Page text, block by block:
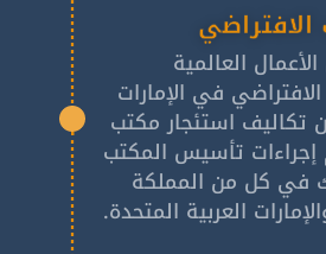
العالمية
في الإمارات
تكاليف استئجار مكتب
تأسيس المكتب
في كل من المملكة
العربية المتحدة.